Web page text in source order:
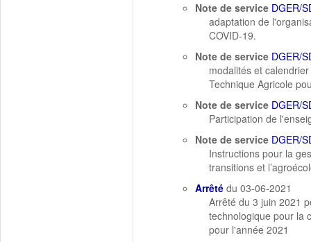
Note de service DGER/
adaptation de
COVID-19.
Note de service DGER/
modalités et
Technique Agricole
Note de service DGER/
Participation de
Note de service DGER/
Instructions pour la
transitions et
Arrêté du 03-06-2021
Arrêté du 3 juin 2021
technologique pour la
pour l'année 2021